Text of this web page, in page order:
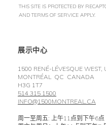
THIS SITE IS PROTECTED BY
AND TERMS OF SERVICEAPPLY.
展示中心
1500 RENÉ-LÉVESQUE WEST,
MONTRÉAL QC CANADA
H3G 1T7
514 315 1500
INFO@1500MONTREAL.CA
周一至周五: 上午11点到下午6点